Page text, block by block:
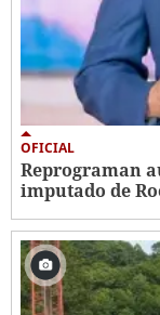
OFICIAL
Reprograman
imputado de